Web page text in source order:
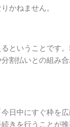
かねません。
ということです。
割払いとの組み
日中にすぐ枠を
きを行うことが推